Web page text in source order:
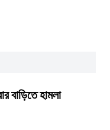
বাড়িতে হামলা